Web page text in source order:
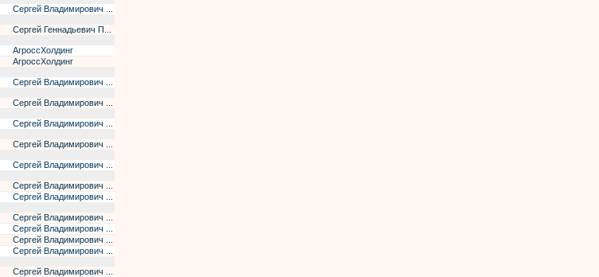
Сергей Владимирович ...
Сергей Геннадьевич П...
АгроссХолдинг
АгроссХолдинг
Сергей Владимирович ...
Сергей Владимирович ...
Сергей Владимирович ...
Сергей Владимирович ...
Сергей Владимирович ...
Сергей Владимирович ...
Сергей Владимирович ...
Сергей Владимирович ...
Сергей Владимирович ...
Сергей Владимирович ...
Сергей Владимирович ...
Сергей Владимирович ...